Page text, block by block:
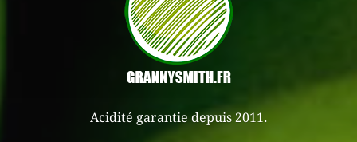
Acidité garantie depuis 2011.